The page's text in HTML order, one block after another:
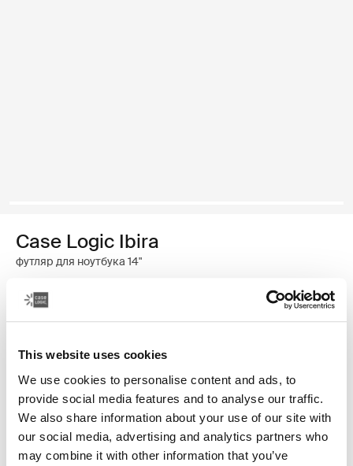
This website uses cookies
We use cookies to personalise content and ads, to
provide social media features and to analyse our traffic.
We also share information about your use of our site with
our social media, advertising and analytics partners who
may combine it with other information that you’ve
Case Logic Ibira
футляр для ноутбука 14"
17,99 ₽
Цвет
Case Logic Ibira Laptop Sleeve Чёрный
Case Logic Ibira Laptop Sleeve Платье синее (selected)